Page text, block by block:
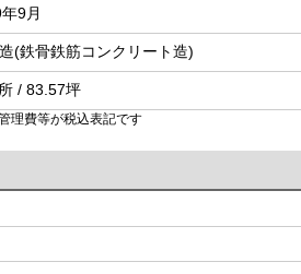
9月
(鉄骨鉄筋コンクリート造)
/ 83.57坪
理費等が税込表記です